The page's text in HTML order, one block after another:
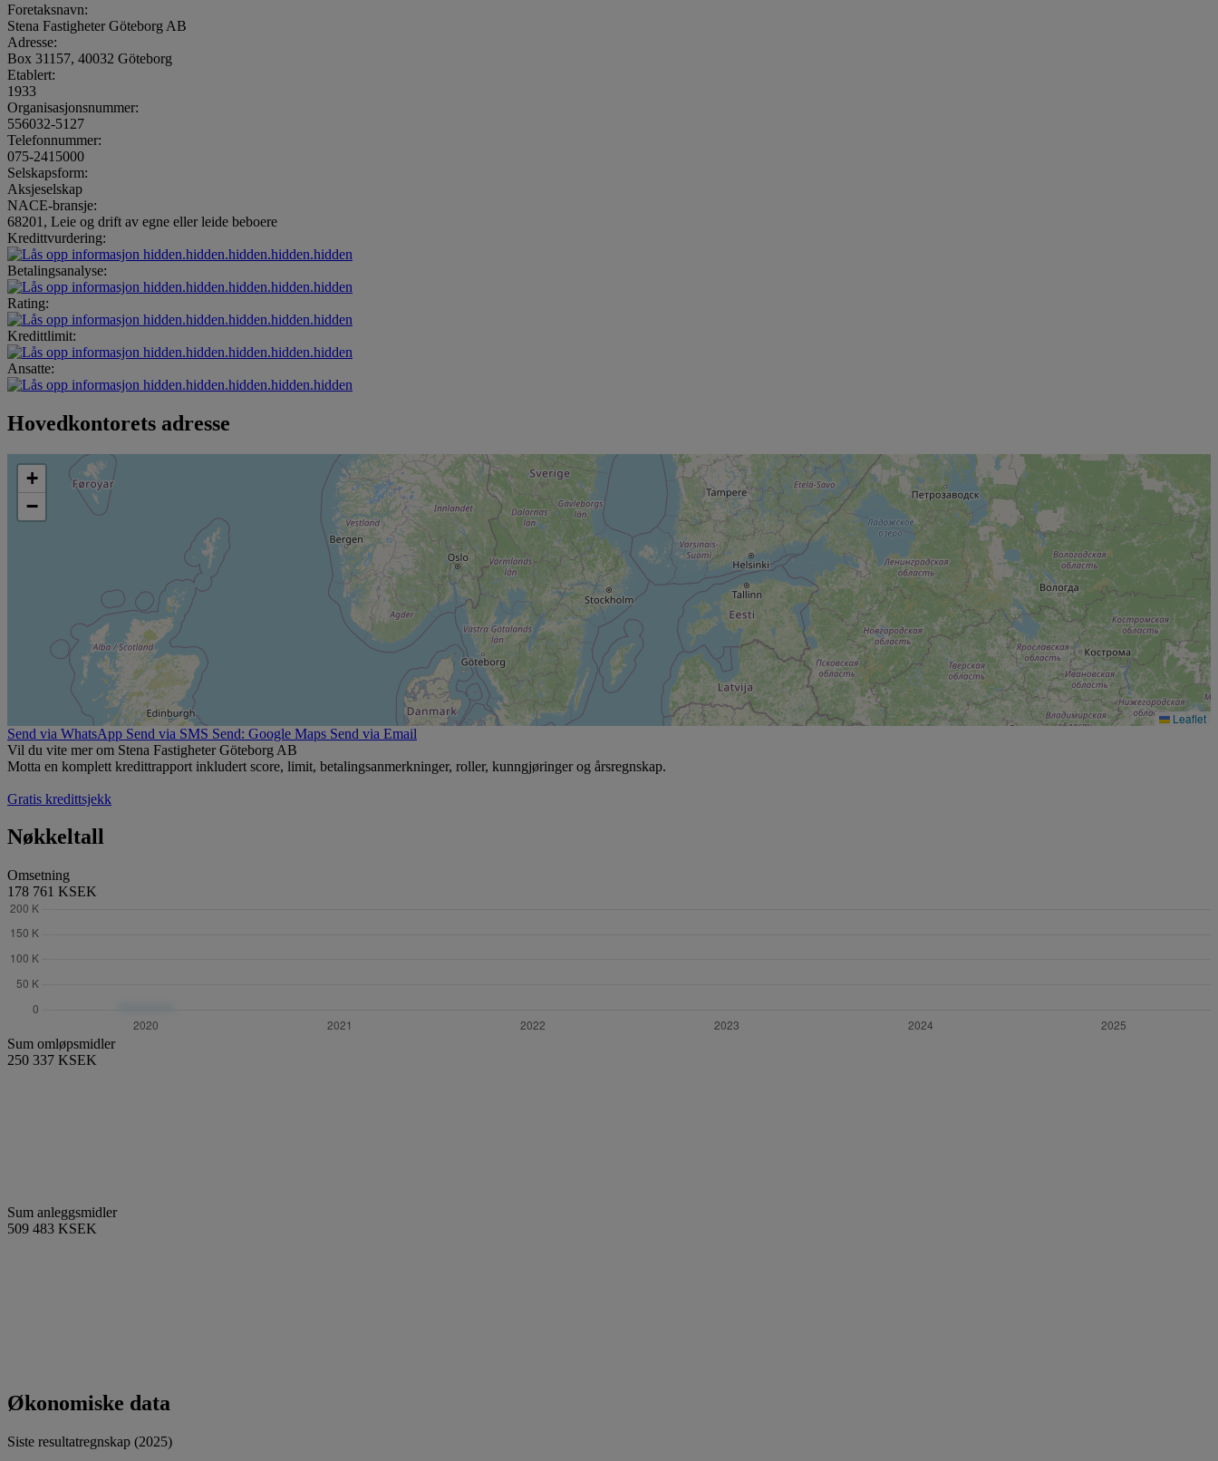
Foretaksnavn:
Stena Fastigheter Göteborg AB
Adresse:
Box 31157, 40032 Göteborg
Etablert:
1933
Organisasjonsnummer:
556032-5127
Telefonnummer:
075-2415000
Selskapsform:
Aksjeselskap
NACE-bransje:
68201, Leie og drift av egne eller leide beboere
Kredittvurdering:
hidden.hidden.hidden.hidden.hidden
Betalingsanalyse:
hidden.hidden.hidden.hidden.hidden
Rating:
hidden.hidden.hidden.hidden.hidden
Kredittlimit:
hidden.hidden.hidden.hidden.hidden
Ansatte:
hidden.hidden.hidden.hidden.hidden
Hovedkontorets adresse
+
−
Leaflet
Send via WhatsApp Send via SMS Send: Google Maps Send via Email
Vil du vite mer om Stena Fastigheter Göteborg AB
Motta en komplett kredittrapport inkludert score, limit, betalingsanmerkninger, roller, kunngjøringer og årsregnskap.
Gratis kredittsjekk
Nøkkeltall
Omsetning
178 761 KSEK
Sum omløpsmidler
250 337 KSEK
Sum anleggsmidler
509 483 KSEK
Økonomiske data
Siste resultatregnskap (2025)